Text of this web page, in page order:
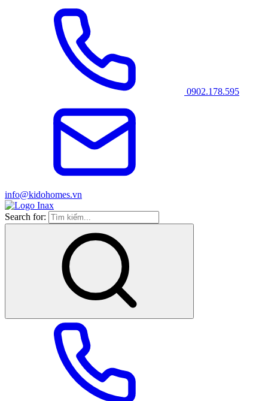
0902.178.595
info@kidohomes.vn
Search for: